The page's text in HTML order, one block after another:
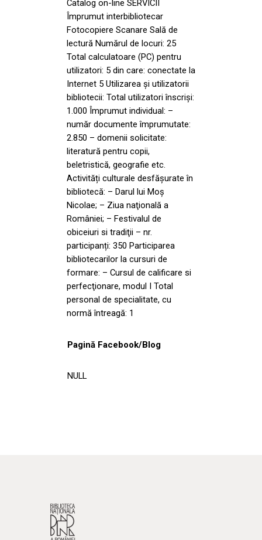
Catalog on-line SERVICII
Împrumut interbibliotecar
Fotocopiere Scanare Sală de
lectură Numărul de locuri: 25
Total calculatoare (PC) pentru
utilizatori: 5 din care: conectate la
Internet 5 Utilizarea și utilizatorii
bibliotecii: Total utilizatori înscriși:
1.000 Împrumut individual: –
număr documente împrumutate:
2.850 – domenii solicitate:
literatură pentru copii,
beletristică, geografie etc.
Activități culturale desfășurate în
bibliotecă: – Darul lui Moş
Nicolae; – Ziua naţională a
României; – Festivalul de
obiceiuri si tradiţii – nr.
participanți: 350 Participarea
bibliotecarilor la cursuri de
formare: – Cursul de calificare si
perfecţionare, modul I Total
personal de specialitate, cu
normă întreagă: 1
Pagină Facebook/Blog
NULL